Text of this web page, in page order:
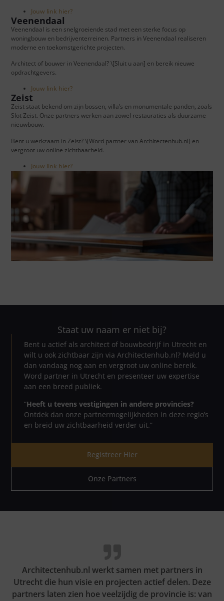
Veenendaal
Veenendaal is een snelgroeiende stad met een sterke focus op
woningbouw en bedrijventerreinen. Partners in Veenendaal realiseren
moderne en toekomstgerichte projecten.
Architect of bouwer in Veenendaal? \[Sluit u aan] en bereik nieuwe
opdrachtgevers.
Jouw link hier?
Jouw link hier?
Zeist
Zeist staat bekend om zijn bossen, villa’s en monumentale panden, zoals
Slot Zeist. Onze partners werken aan zowel restauraties als duurzame
nieuwbouw.
Bent u werkzaam in Zeist? \[Word partner van Architectenhub.nl] en
vergroot uw online zichtbaarheid.
Jouw link hier?
Staat uw naam er niet bij?
Bent u actief als architect of bouwbedrijf in Utrecht en
wilt u ook zichtbaar zijn via Architectenhub.nl? Meld u
dan vandaag nog aan en vergroot uw online bereik.
Word partner in Utrecht en presenteer uw expertise
aan een breed publiek.
“Heeft u tevens vestigingen in andere provincies?
Ontdek dan onze partnermogelijkheden in deze regio’s
en breid uw zichtbaarheid verder uit.”
Registreer Hier
Onze Partners
Architectenhub.nl werkt samen met partners in
Utrecht die hun visie en projecten actief delen. Deze
partners laten zien hoe veelzijdig de provincie is: van